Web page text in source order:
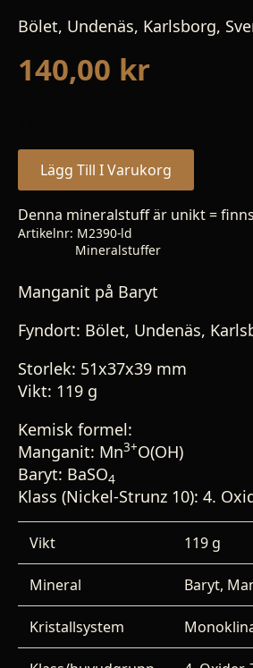
Bölet, Undenäs, Karlsborg,
140,00 kr
Lägg Till I Varukorg
Denna mineralstuff är unikt =
Artikelnr: M2390-ld
Mineralstuffer
Manganit på Baryt
Fyndort: Bölet, Undenäs,
Storlek: 51x37x39 mm
Vikt: 119 g
Kemisk formel:
Manganit: Mn3+O(OH)
Baryt: BaSO4
Klass (Nickel-Strunz 10): 4.
Vikt 119 g
Mineral Baryt,
Kristallsystem